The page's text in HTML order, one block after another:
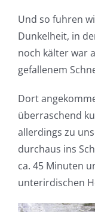
Und so fuhren
Dunkelheit, in
noch kälter war
gefallenem
Dort
überraschend
allerdings zu
durchaus ins
ca. 45 Minuten
unterirdischen